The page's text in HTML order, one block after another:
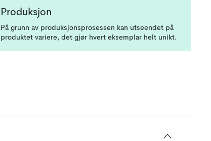
Produksjon
På grunn av produksjonsprosessen kan utseendet på
produktet variere, det gjør hvert eksemplar helt unikt.